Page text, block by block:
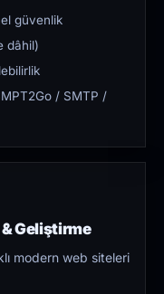
güvenlik
dâhil)
/ SMTP /
& Geliştirme
modern web siteleri